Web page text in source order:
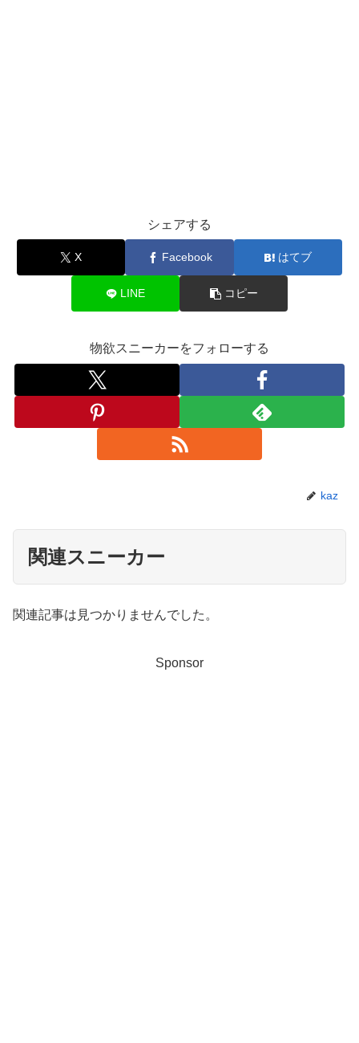
シェアする
X Facebook はてブ
LINE コピー
物欲スニーカーをフォローする
kaz
関連スニーカー
関連記事は見つかりませんでした。
Sponsor